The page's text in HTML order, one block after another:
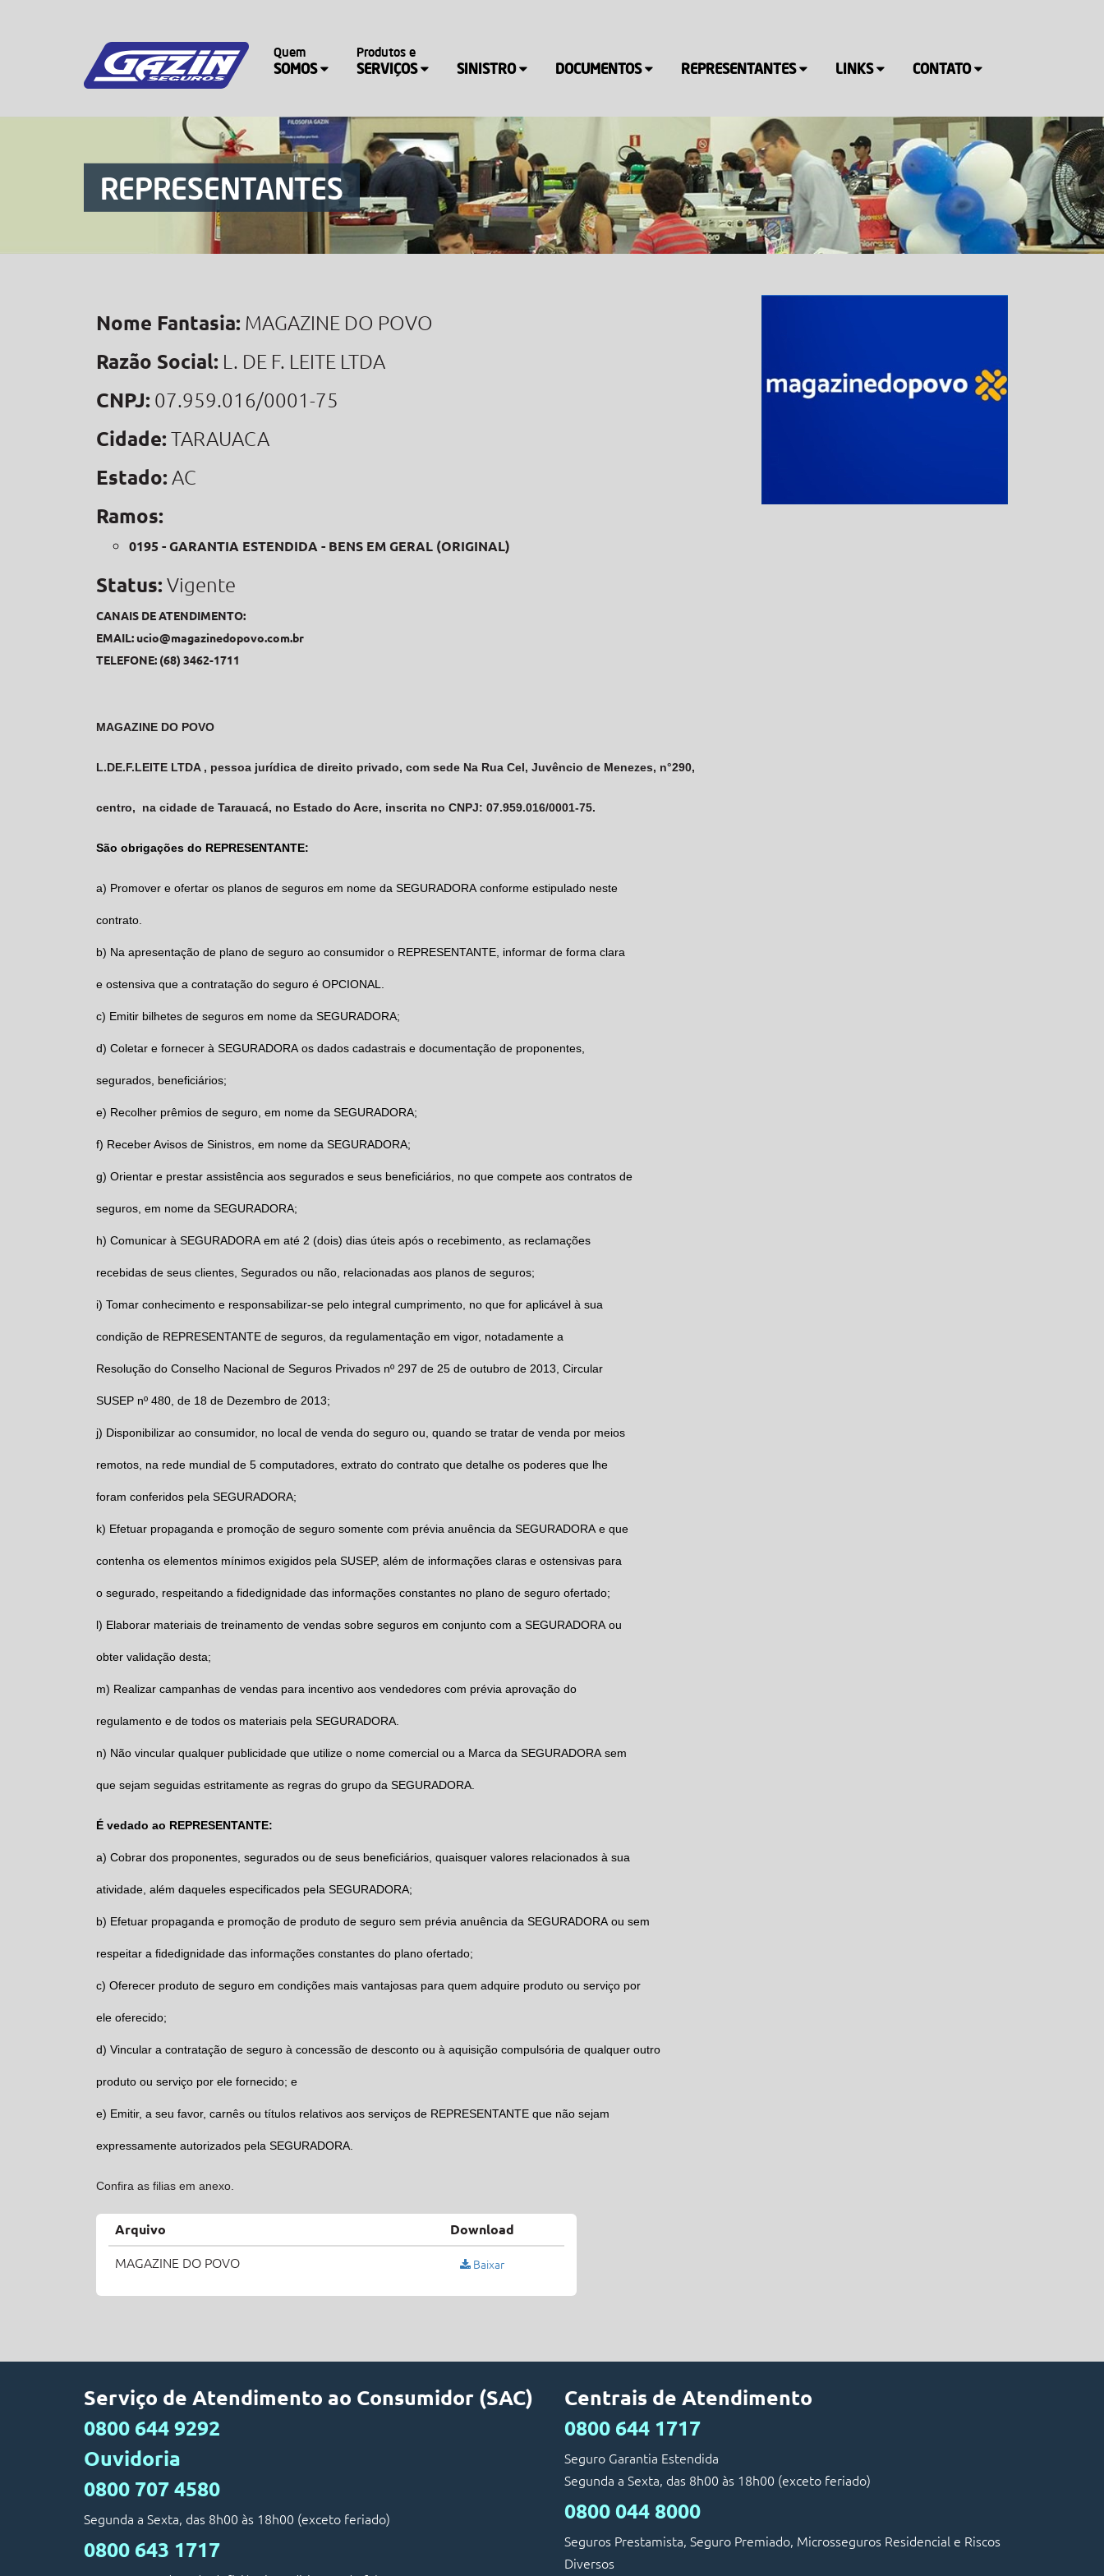
Quem
SOMOS
Produtos e
SERVIÇOS SINISTRO DOCUMENTOS REPRESENTANTES LINKS CONTATO
REPRESENTANTES
Nome Fantasia: MAGAZINE DO POVO
Razão Social: L. DE F. LEITE LTDA
CNPJ: 07.959.016/0001-75
Cidade: TARAUACA
Estado: AC
Ramos:
0195 - GARANTIA ESTENDIDA - BENS EM GERAL (ORIGINAL)
Status: Vigente
CANAIS DE ATENDIMENTO:
EMAIL: ucio@magazinedopovo.com.br
TELEFONE: (68) 3462-1711
MAGAZINE DO POVO
L.DE.F.LEITE LTDA , pessoa jurídica de direito privado, com sede Na Rua Cel, Juvêncio de Menezes, n°290,
centro, na cidade de Tarauacá, no Estado do Acre, inscrita no CNPJ: 07.959.016/0001-75.
São obrigações do REPRESENTANTE:
a) Promover e ofertar os planos de seguros em nome da SEGURADORA conforme estipulado neste
contrato.
b) Na apresentação de plano de seguro ao consumidor o REPRESENTANTE, informar de forma clara
e ostensiva que a contratação do seguro é OPCIONAL.
c) Emitir bilhetes de seguros em nome da SEGURADORA;
d) Coletar e fornecer à SEGURADORA os dados cadastrais e documentação de proponentes,
segurados, beneficiários;
e) Recolher prêmios de seguro, em nome da SEGURADORA;
f) Receber Avisos de Sinistros, em nome da SEGURADORA;
g) Orientar e prestar assistência aos segurados e seus beneficiários, no que compete aos contratos de
seguros, em nome da SEGURADORA;
h) Comunicar à SEGURADORA em até 2 (dois) dias úteis após o recebimento, as reclamações
recebidas de seus clientes, Segurados ou não, relacionadas aos planos de seguros;
i) Tomar conhecimento e responsabilizar-se pelo integral cumprimento, no que for aplicável à sua
condição de REPRESENTANTE de seguros, da regulamentação em vigor, notadamente a
Resolução do Conselho Nacional de Seguros Privados nº 297 de 25 de outubro de 2013, Circular
SUSEP nº 480, de 18 de Dezembro de 2013;
j) Disponibilizar ao consumidor, no local de venda do seguro ou, quando se tratar de venda por meios
remotos, na rede mundial de 5 computadores, extrato do contrato que detalhe os poderes que lhe
foram conferidos pela SEGURADORA;
k) Efetuar propaganda e promoção de seguro somente com prévia anuência da SEGURADORA e que
contenha os elementos mínimos exigidos pela SUSEP, além de informações claras e ostensivas para
o segurado, respeitando a fidedignidade das informações constantes no plano de seguro ofertado;
l) Elaborar materiais de treinamento de vendas sobre seguros em conjunto com a SEGURADORA ou
obter validação desta;
m) Realizar campanhas de vendas para incentivo aos vendedores com prévia aprovação do
regulamento e de todos os materiais pela SEGURADORA
n) Não vincular qualquer publicidade que utilize o nome comercial ou a Marca da SEGURADORA sem
que sejam seguidas estritamente as regras do grupo da SEGURADORA
É vedado ao REPRESENTANTE:
a) Cobrar dos proponentes, segurados ou de seus beneficiários, quaisquer valores relacionados à sua
atividade, além daqueles especificados pela SEGURADORA;
b) Efetuar propaganda e promoção de produto de seguro sem prévia anuência da SEGURADORA ou sem
respeitar a fidedignidade das informações constantes do plano ofertado;
c) Oferecer produto de seguro em condições mais vantajosas para quem adquire produto ou serviço por
ele oferecido;
d) Vincular a contratação de seguro à concessão de desconto ou à aquisição compulsória de qualquer outro
produto ou serviço por ele fornecido; e
e) Emitir, a seu favor, carnês ou títulos relativos aos serviços de REPRESENTANTE que não sejam
expressamente autorizados pela SEGURADORA.
Confira as filias em anexo.
Arquivo Download
MAGAZINE DO POVO Baixar
Serviço de Atendimento ao Consumidor (SAC)
0800 644 9292
Ouvidoria
0800 707 4580
Segunda a Sexta, das 8h00 às 18h00 (exceto feriado)
0800 643 1717
Centrais de Atendimento
0800 644 1717
Seguro Garantia Estendida
Segunda a Sexta, das 8h00 às 18h00 (exceto feriado)
0800 044 8000
Seguros Prestamista, Seguro Premiado, Microsseguros Residencial e Riscos
Diversos